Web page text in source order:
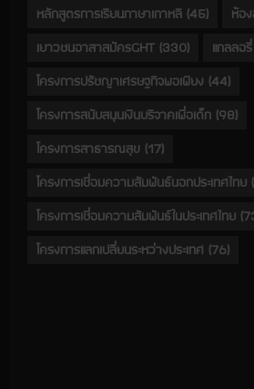
หลักสูตรการเรียนภาษาเกาหลี (45) ห้อ
เยาวชนอาสาสมัครGHT (330) แกลลอรี่
โครงการปรัชญาเศรษฐกิจพอเพียง (44)
โครงการสนับสนุนเงินบริจาคเพื่อเด็ก (98)
โครงการสาธารณสุข (17)
โครงการเชื่อมความสัมพันธ์นอกประเทศไทย
โครงการเชื่อมความสัมพันธ์ในประเทศไทย
โครงการแลกเปลี่ยนระหว่างประเทศ (76)